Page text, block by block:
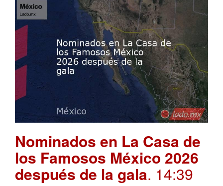
Nominados en La Casa de
los Famosos México 2026
después de la gala. 14:39